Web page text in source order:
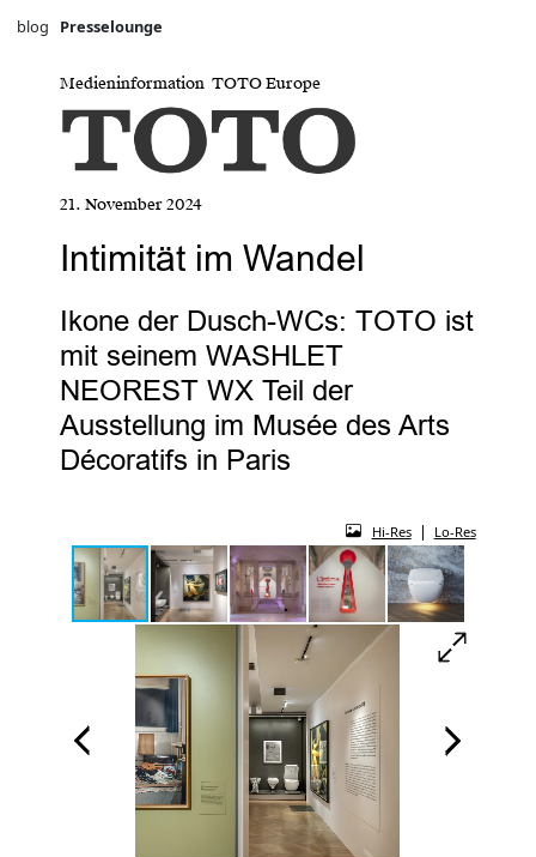
blog Presselounge
Medieninformation TOTO Europe
21. November 2024
Intimität im Wandel
Ikone der Dusch-WCs: TOTO ist
mit seinem WASHLET
NEOREST WX Teil der
Ausstellung im Musée des Arts
Décoratifs in Paris
Hi-Res| Lo-Res